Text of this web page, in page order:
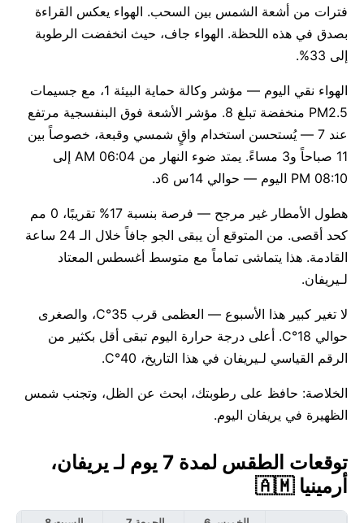
فترات من أشعة الشمس بين السحب. الهواء يعكس القراءة
بصدق في هذه اللحظة. الهواء جاف، حيث انخفضت الرطوبة
إلى 33%.
الهواء نقي اليوم — مؤشر وكالة حماية البيئة 1، مع جسيمات
PM2.5 منخفضة تبلغ 8. مؤشر الأشعة فوق البنفسجية مرتفع
عند 7 — يُستحسن استخدام واقٍ شمسي وقبعة، خصوصاً بين
11 صباحاً و3 مساءً. يمتد ضوء النهار من 06:04 AM إلى
08:10 PM اليوم — حوالي 14س 6د.
هطول الأمطار غير مرجح — فرصة بنسبة 17% تقريبًا، 0 مم
كحد أقصى. من المتوقع أن يبقى الجو جافاً خلال الـ 24 ساعة
القادمة. هذا يتماشى تماماً مع متوسط أغسطس المعتاد
لـيريفان.
لا تغير كبير هذا الأسبوع — العظمى قرب 35°C، والصغرى
حوالي 18°C. أعلى درجة حرارة اليوم تبقى أقل بكثير من
الرقم القياسي لـيريفان في هذا التاريخ، 40°C.
الخلاصة: حافظ على رطوبتك، ابحث عن الظل، وتجنب شمس
الظهيرة في يريفان اليوم.
توقعات الطقس لمدة 7 يوم لـ يريفان،
أرمينيا 🇦🇲